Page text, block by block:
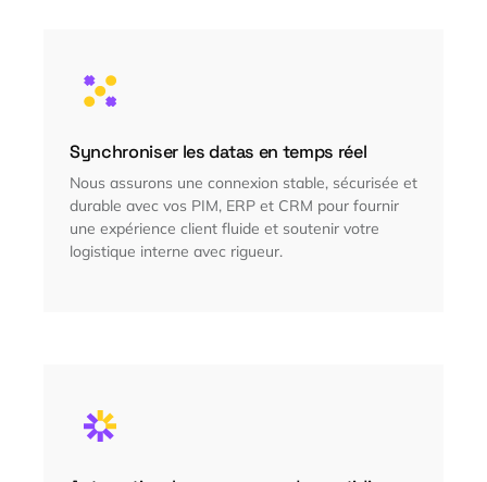
Synchroniser les datas en temps réel
Nous assurons une connexion stable, sécurisée et
durable avec vos PIM, ERP et CRM pour fournir
une expérience client fluide et soutenir votre
logistique interne avec rigueur.